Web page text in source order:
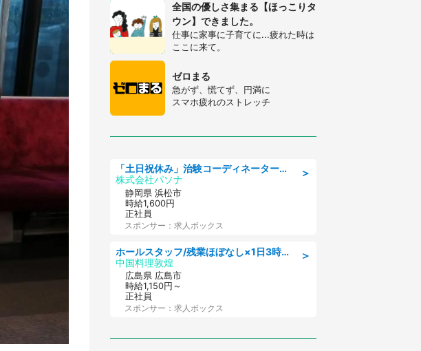
全国の優しさ集まる【ほっこりタ
ウン】できました。
仕事に家事に子育てに...疲れた時は
ここに来て。
ゼロまる
急がず、慌てず、円満に
スマホ疲れのストレッチ
＞
「土日祝休み」治験コーディネーターのお仕事/未経験OK
株式会社パソナ
静岡県 浜松市
時給1,600円
正社員
スポンサー：求人ボックス
＞
ホールスタッフ/残業ほぼなし×1日3時間〜勤務OK!フォロー体制も充実/広島県/広島市南区
中国料理敦煌
広島県 広島市
時給1,150円～
正社員
スポンサー：求人ボックス